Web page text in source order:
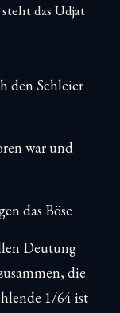
das Udjat
den Schleier
war und
das Böse
Deutung
die
1/64 ist